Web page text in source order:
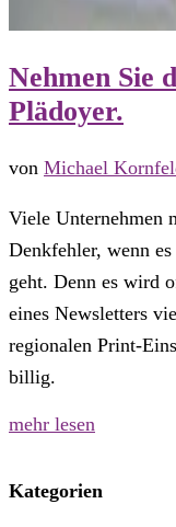
Nehmen Sie
Plädoyer.
von Michael
Viele Unternehmen
Denkfehler, wenn
geht. Denn es wird
eines Newsletters
regionalen Print-
billig.
mehr lesen
Kategorien